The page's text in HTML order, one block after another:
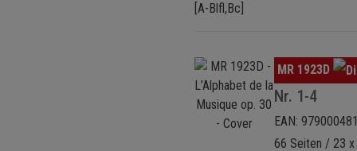
[A-Blfl,Bc]
Bildergalerie überspringen
MR 1923D
Nr. 1-4
EAN:
66 Seiten / 23